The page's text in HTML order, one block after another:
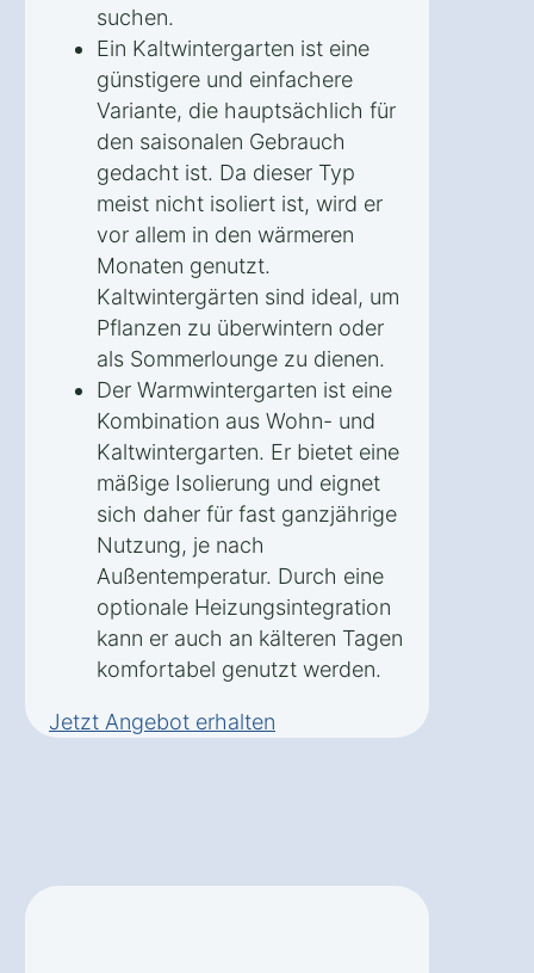
suchen.
Ein Kaltwintergarten ist eine
günstigere und einfachere
Variante, die hauptsächlich für
den saisonalen Gebrauch
gedacht ist. Da dieser Typ
meist nicht isoliert ist, wird er
vor allem in den wärmeren
Monaten genutzt.
Kaltwintergärten sind ideal, um
Pflanzen zu überwintern oder
als Sommerlounge zu dienen.
Der Warmwintergarten ist eine
Kombination aus Wohn- und
Kaltwintergarten. Er bietet eine
mäßige Isolierung und eignet
sich daher für fast ganzjährige
Nutzung, je nach
Außentemperatur. Durch eine
optionale Heizungsintegration
kann er auch an kälteren Tagen
komfortabel genutzt werden.
Jetzt Angebot erhalten